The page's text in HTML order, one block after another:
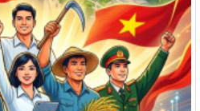
kết quả bầu Chủ tịch Hội đồng
VII, nhiệm kỳ 2026-2031